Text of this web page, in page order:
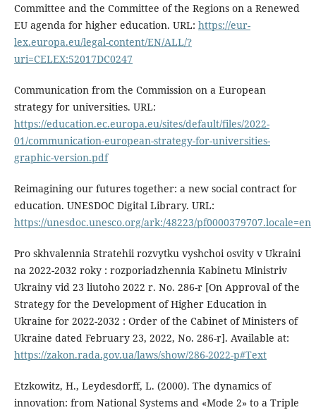
Committee and the Committee of the Regions on a Renewed
EU agenda for higher education. URL: https://eur-
lex.europa.eu/legal-content/EN/ALL/?
uri=CELEX:52017DC0247
Communication from the Commission on a European
strategy for universities. URL:
https://education.ec.europa.eu/sites/default/files/2022-
01/communication-european-strategy-for-universities-
graphic-version.pdf
Reimagining our futures together: a new social contract for
education. UNESDOC Digital Library. URL:
https://unesdoc.unesco.org/ark:/48223/pf0000379707.locale=en
Pro skhvalennia Stratehii rozvytku vyshchoi osvity v Ukraini
na 2022-2032 roky : rozporiadzhennia Kabinetu Ministriv
Ukrainy vid 23 liutoho 2022 r. No. 286-r [On Approval of the
Strategy for the Development of Higher Education in
Ukraine for 2022-2032 : Order of the Cabinet of Ministers of
Ukraine dated February 23, 2022, No. 286-r]. Available at:
https://zakon.rada.gov.ua/laws/show/286-2022-р#Text
Etzkowitz, H., Leydesdorff, L. (2000). The dynamics of
innovation: from National Systems and «Mode 2» to a Triple